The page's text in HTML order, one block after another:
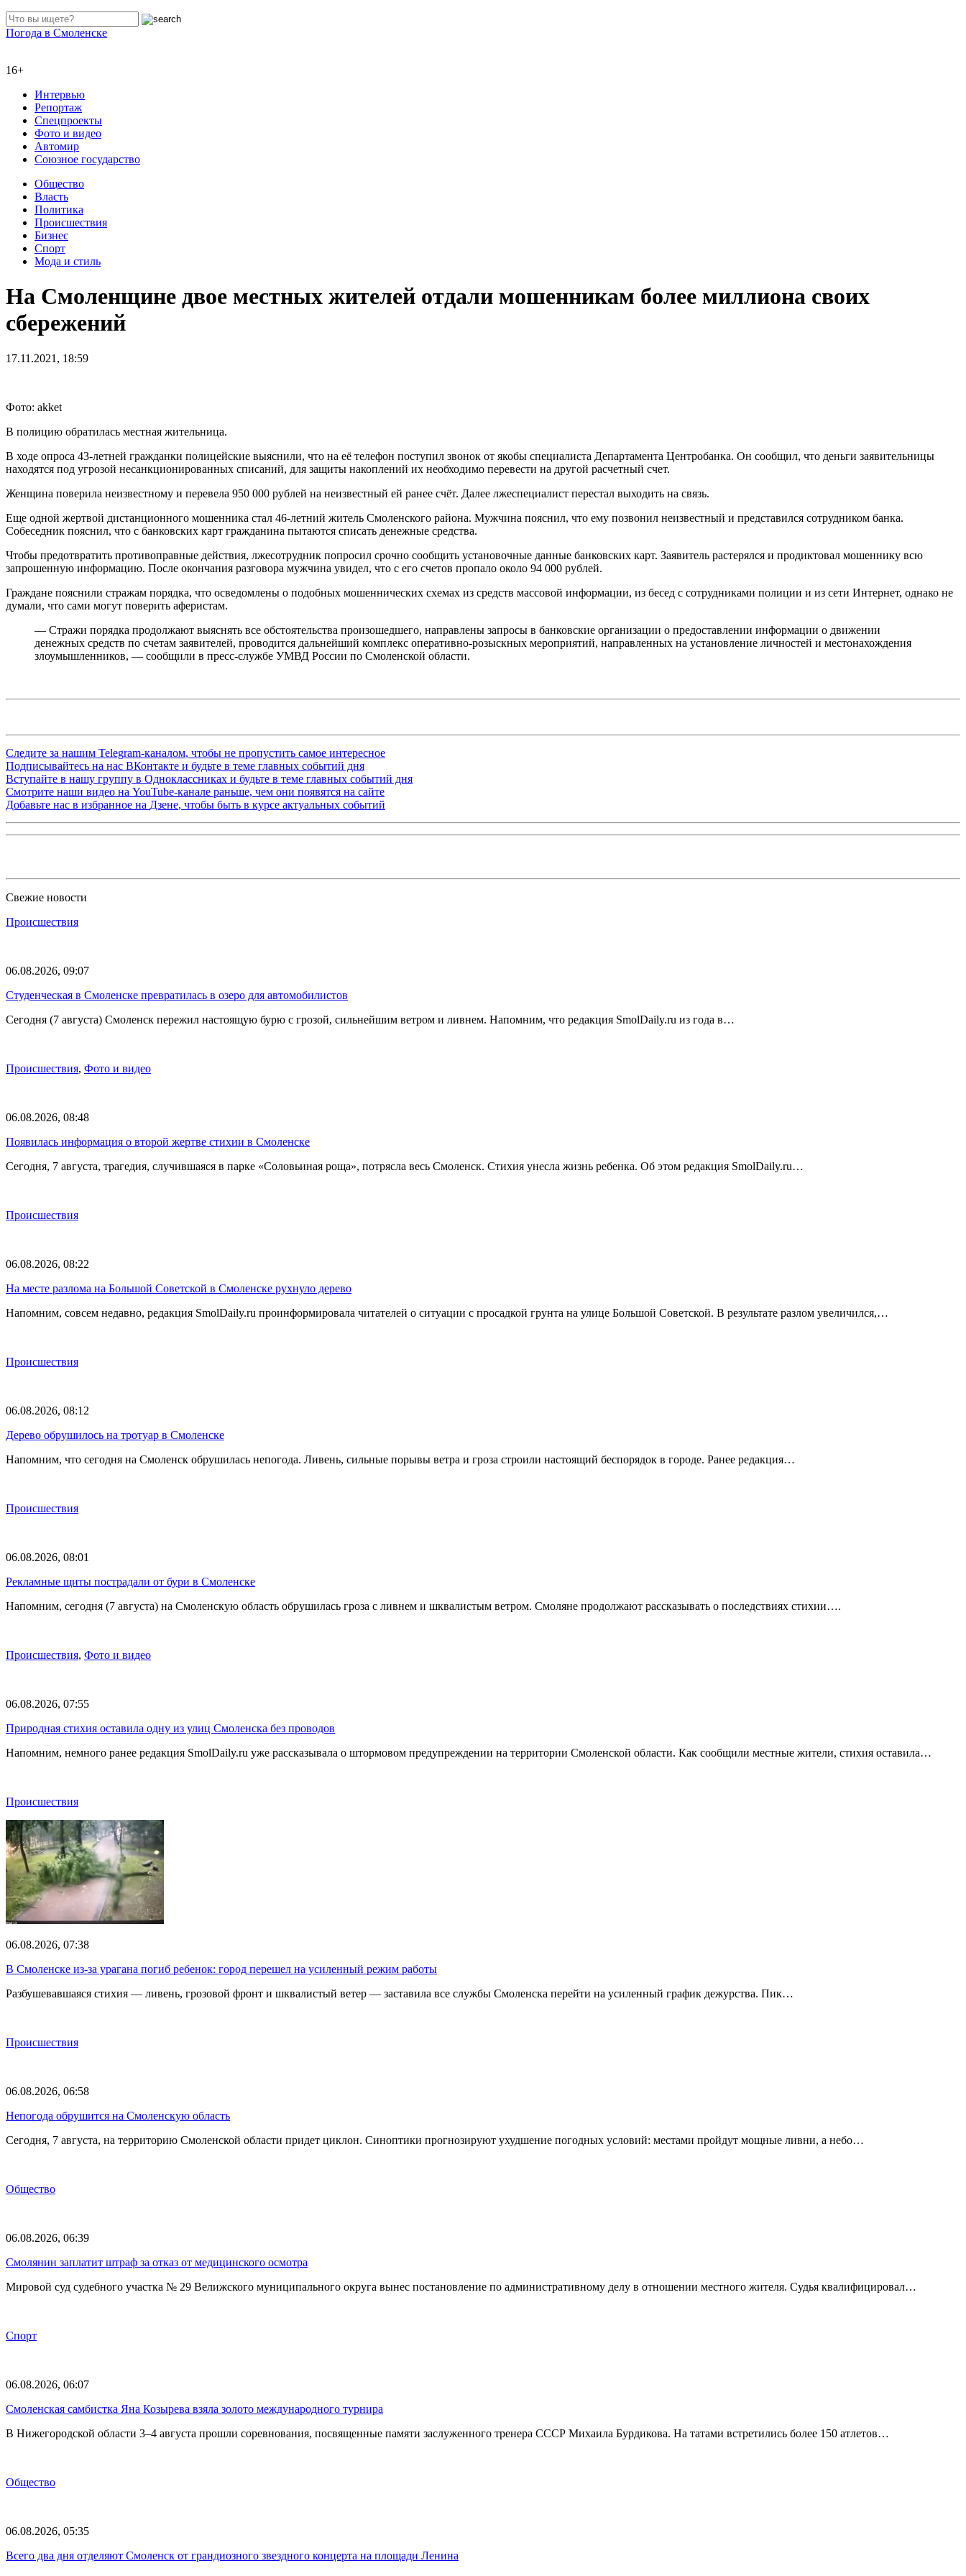
Погода в Смоленске
16+
Интервью
Репортаж
Спецпроекты
Фото и видео
Автомир
Союзное государство
Общество
Власть
Политика
Происшествия
Бизнес
Спорт
Мода и стиль
На Смоленщине двое местных жителей отдали мошенникам более миллиона своих
сбережений
17.11.2021, 18:59
Фото: akket
В полицию обратилась местная жительница.
В ходе опроса 43-летней гражданки полицейские выяснили, что на её телефон поступил звонок от якобы специалиста Департамента Центробанка. Он сообщил, что деньги заявительницы
находятся под угрозой несанкционированных списаний, для защиты накоплений их необходимо перевести на другой расчетный счет.
Женщина поверила неизвестному и перевела 950 000 рублей на неизвестный ей ранее счёт. Далее лжеспециалист перестал выходить на связь.
Еще одной жертвой дистанционного мошенника стал 46-летний житель Смоленского района. Мужчина пояснил, что ему позвонил неизвестный и представился сотрудником банка.
Собеседник пояснил, что с банковских карт гражданина пытаются списать денежные средства.
Чтобы предотвратить противоправные действия, лжесотрудник попросил срочно сообщить установочные данные банковских карт. Заявитель растерялся и продиктовал мошеннику всю
запрошенную информацию. После окончания разговора мужчина увидел, что с его счетов пропало около 94 000 рублей.
Граждане пояснили стражам порядка, что осведомлены о подобных мошеннических схемах из средств массовой информации, из бесед с сотрудниками полиции и из сети Интернет, однако не
думали, что сами могут поверить аферистам.
— Стражи порядка продолжают выяснять все обстоятельства произошедшего, направлены запросы в банковские организации о предоставлении информации о движении
денежных средств по счетам заявителей, проводится дальнейший комплекс оперативно-розыскных мероприятий, направленных на установление личностей и местонахождения
злоумышленников, — сообщили в пресс-службе УМВД России по Смоленской области.
Следите за нашим Telegram-каналом, чтобы не пропустить самое интересное
Подписывайтесь на нас ВКонтакте и будьте в теме главных событий дня
Вступайте в нашу группу в Одноклассниках и будьте в теме главных событий дня
Смотрите наши видео на YouTube-канале раньше, чем они появятся на сайте
Добавьте нас в избранное на Дзене, чтобы быть в курсе актуальных событий
Свежие новости
Происшествия
06.08.2026, 09:07
Студенческая в Смоленске превратилась в озеро для автомобилистов
Сегодня (7 августа) Смоленск пережил настоящую бурю с грозой, сильнейшим ветром и ливнем. Напомним, что редакция SmolDaily.ru из года в…
Происшествия, Фото и видео
06.08.2026, 08:48
Появилась информация о второй жертве стихии в Смоленске
Сегодня, 7 августа, трагедия, случившаяся в парке «Соловьиная роща», потрясла весь Смоленск. Стихия унесла жизнь ребенка. Об этом редакция SmolDaily.ru…
Происшествия
06.08.2026, 08:22
На месте разлома на Большой Советской в Смоленске рухнуло дерево
Напомним, совсем недавно, редакция SmolDaily.ru проинформировала читателей о ситуации с просадкой грунта на улице Большой Советской. В результате разлом увеличился,…
Происшествия
06.08.2026, 08:12
Дерево обрушилось на тротуар в Смоленске
Напомним, что сегодня на Смоленск обрушилась непогода. Ливень, сильные порывы ветра и гроза строили настоящий беспорядок в городе. Ранее редакция…
Происшествия
06.08.2026, 08:01
Рекламные щиты пострадали от бури в Смоленске
Напомним, сегодня (7 августа) на Смоленскую область обрушилась гроза с ливнем и шквалистым ветром. Смоляне продолжают рассказывать о последствиях стихии….
Происшествия, Фото и видео
06.08.2026, 07:55
Природная стихия оставила одну из улиц Смоленска без проводов
Напомним, немного ранее редакция SmolDaily.ru уже рассказывала о штормовом предупреждении на территории Смоленской области. Как сообщили местные жители, стихия оставила…
Происшествия
06.08.2026, 07:38
В Смоленске из-за урагана погиб ребенок: город перешел на усиленный режим работы
Разбушевавшаяся стихия — ливень, грозовой фронт и шквалистый ветер — заставила все службы Смоленска перейти на усиленный график дежурства. Пик…
Происшествия
06.08.2026, 06:58
Непогода обрушится на Смоленскую область
Сегодня, 7 августа, на территорию Смоленской области придет циклон. Синоптики прогнозируют ухудшение погодных условий: местами пройдут мощные ливни, а небо…
Общество
06.08.2026, 06:39
Смолянин заплатит штраф за отказ от медицинского осмотра
Мировой суд судебного участка № 29 Велижского муниципального округа вынес постановление по административному делу в отношении местного жителя. Судья квалифицировал…
Спорт
06.08.2026, 06:07
Смоленская самбистка Яна Козырева взяла золото международного турнира
В Нижегородской области 3–4 августа прошли соревнования, посвященные памяти заслуженного тренера СССР Михаила Бурдикова. На татами встретились более 150 атлетов…
Общество
06.08.2026, 05:35
Всего два дня отделяют Смоленск от грандиозного звездного концерта на площади Ленина